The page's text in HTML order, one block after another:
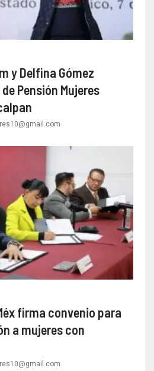
y Delfina Gómez
Pensión Mujeres
firma convenio para
a mujeres con